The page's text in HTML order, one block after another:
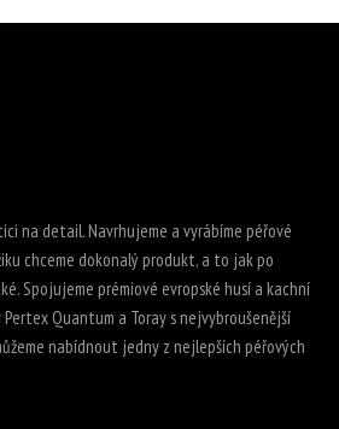
na detail. Navrhujeme a vyrábíme péřové
chceme dokonalý produkt, a to jak po
Spojujeme prémiové evropské husí a kachní
Quantum a Toray s nejvybroušenější
nabídnout jedny z nejlepších péřových